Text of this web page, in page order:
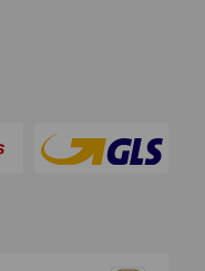
und nicht
öfter